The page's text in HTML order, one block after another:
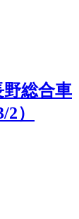
野総合車
）